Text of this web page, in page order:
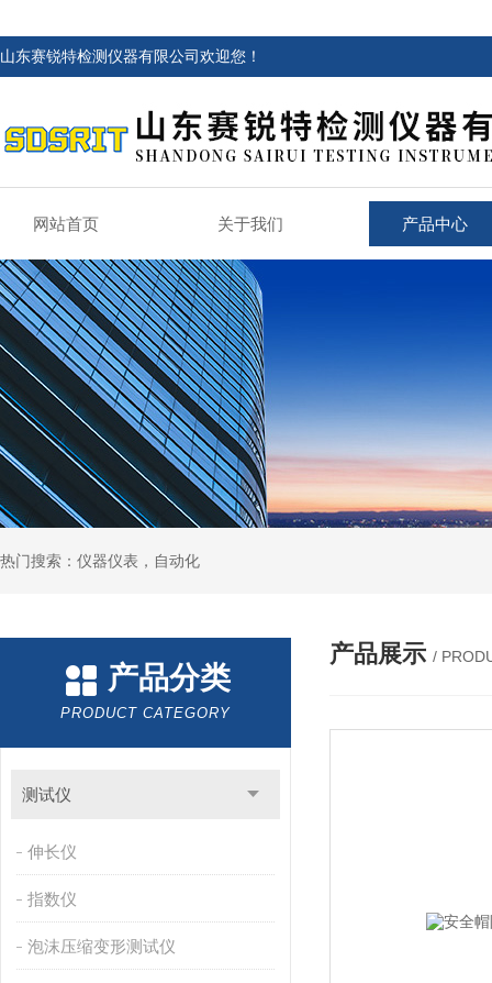
山东赛锐特检测仪器有限公司欢迎您！
网站首页 关于我们 产品中心
热门搜索：仪器仪表，自动化
产品分类
PRODUCT CATEGORY
测试仪
伸长仪
指数仪
泡沫压缩变形测试仪
产品展示 /